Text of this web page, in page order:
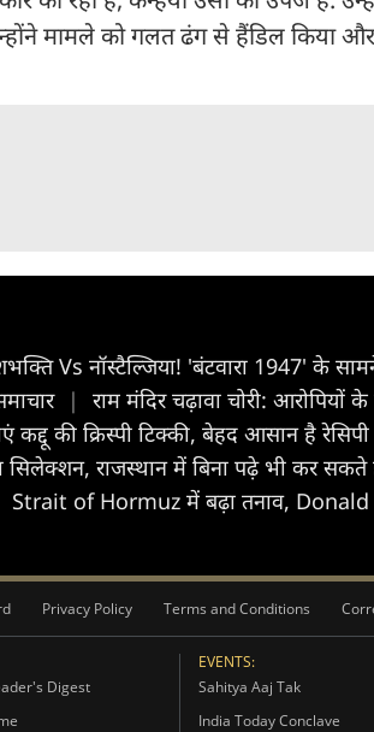
मामले को गलत ढंग से हैंडिल किया
Vs नॉस्टैल्जिया! 'बंटवारा 1947' के
|
राम मंदिर चढ़ावा चोरी:
की क्रिस्पी टिक्की, बेहद आसान है रेसिपी
सिलेक्शन, राजस्थान में बिना पढ़े भी कर
Strait of Hormuz में बढ़ा तनाव, Donald
Privacy Policy Terms and Conditions
Digest
EVENTS:
Sahitya Aaj Tak
India Today Conclave